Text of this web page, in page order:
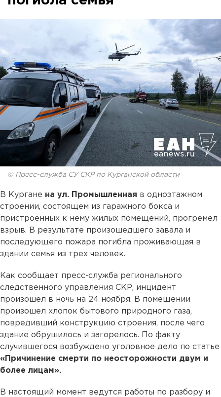
© Пресс-служба СУ СКР по Курганской области
В Кургане на ул. Промышленная в одноэтажном
строении, состоящем из гаражного бокса и
пристроенных к нему жилых помещений, прогремел
взрыв. В результате произошедшего завала и
последующего пожара погибла проживающая в
здании семья из трех человек.
Как сообщает пресс-служба регионального
следственного управления СКР, инцидент
произошел в ночь на 24 ноября. В помещении
произошел хлопок бытового природного газа,
повредивший конструкцию строения, после чего
здание обрушилось и загорелось. По факту
случившегося возбуждено уголовное дело по статье
«Причинение смерти по неосторожности двум и
более лицам».
В настоящий момент ведутся работы по разбору и